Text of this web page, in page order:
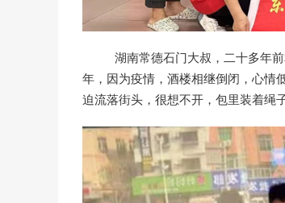
湖南常德石门大叔，二十多年前和
年，因为疫情，酒楼相继倒闭，心情
迫流落街头，很想不开，包里装着绳